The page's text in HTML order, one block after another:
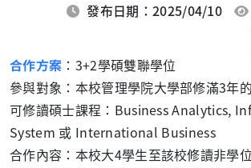
發布日期：2025/04/10
合作方案 ： 3+2學碩雙聯學位
參與對象：本校管理學院大學部修滿3年
可修讀碩士課程：Business Analytics,
System 或 International Business
合作內容：本校大4學生至該校修讀非學